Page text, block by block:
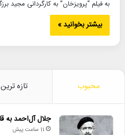
به فیلم “پرویزخان” به کارگردانی مجید
بیشتر بخوانید »
محبوب تازه ترین
جلال آل‌احمد به
11 ساعت پیش